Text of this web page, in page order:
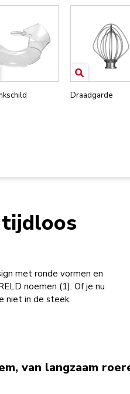
Draadgarde
tijdloos
met ronde vormen en
noemen (1). Of je nu
niet in de steek.
van langzaam